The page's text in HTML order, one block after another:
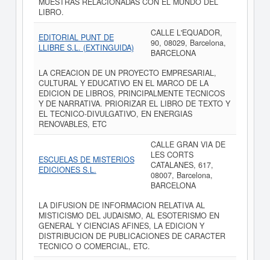
LIBRO.
EDITORIAL PUNT DE
LLIBRE S.L. (EXTINGUIDA)
CALLE L'EQUADOR,
90, 08029, Barcelona,
BARCELONA
LA CREACION DE UN PROYECTO EMPRESARIAL,
CULTURAL Y EDUCATIVO EN EL MARCO DE LA
EDICION DE LIBROS, PRINCIPALMENTE TECNICOS
Y DE NARRATIVA. PRIORIZAR EL LIBRO DE TEXTO Y
EL TECNICO-DIVULGATIVO, EN ENERGIAS
RENOVABLES, ETC
ESCUELAS DE MISTERIOS
EDICIONES S.L.
CALLE GRAN VIA DE
LES CORTS
CATALANES, 617,
08007, Barcelona,
BARCELONA
LA DIFUSION DE INFORMACION RELATIVA AL
MISTICISMO DEL JUDAISMO, AL ESOTERISMO EN
GENERAL Y CIENCIAS AFINES, LA EDICION Y
DISTRIBUCION DE PUBLICACIONES DE CARACTER
TECNICO O COMERCIAL, ETC.